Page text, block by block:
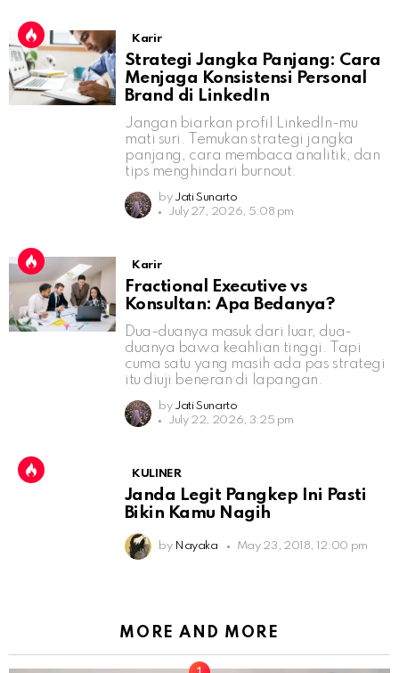
Karir
Strategi Jangka Panjang: Cara
Menjaga Konsistensi Personal
Brand di LinkedIn
Jangan biarkan profil LinkedIn-mu
mati suri. Temukan strategi jangka
panjang, cara membaca analitik, dan
tips menghindari burnout.
by Jati Sunarto
July 27, 2026, 5:08 pm
Karir
Fractional Executive vs
Konsultan: Apa Bedanya?
Dua-duanya masuk dari luar, dua-
duanya bawa keahlian tinggi. Tapi
cuma satu yang masih ada pas strategi
itu diuji beneran di lapangan.
by Jati Sunarto
July 22, 2026, 3:25 pm
KULINER
Janda Legit Pangkep Ini Pasti
Bikin Kamu Nagih
by Nayaka May 23, 2018, 12:00 pm
MORE AND MORE